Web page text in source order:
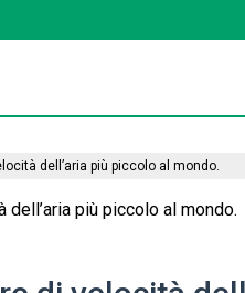
dell’aria più piccolo al mondo.